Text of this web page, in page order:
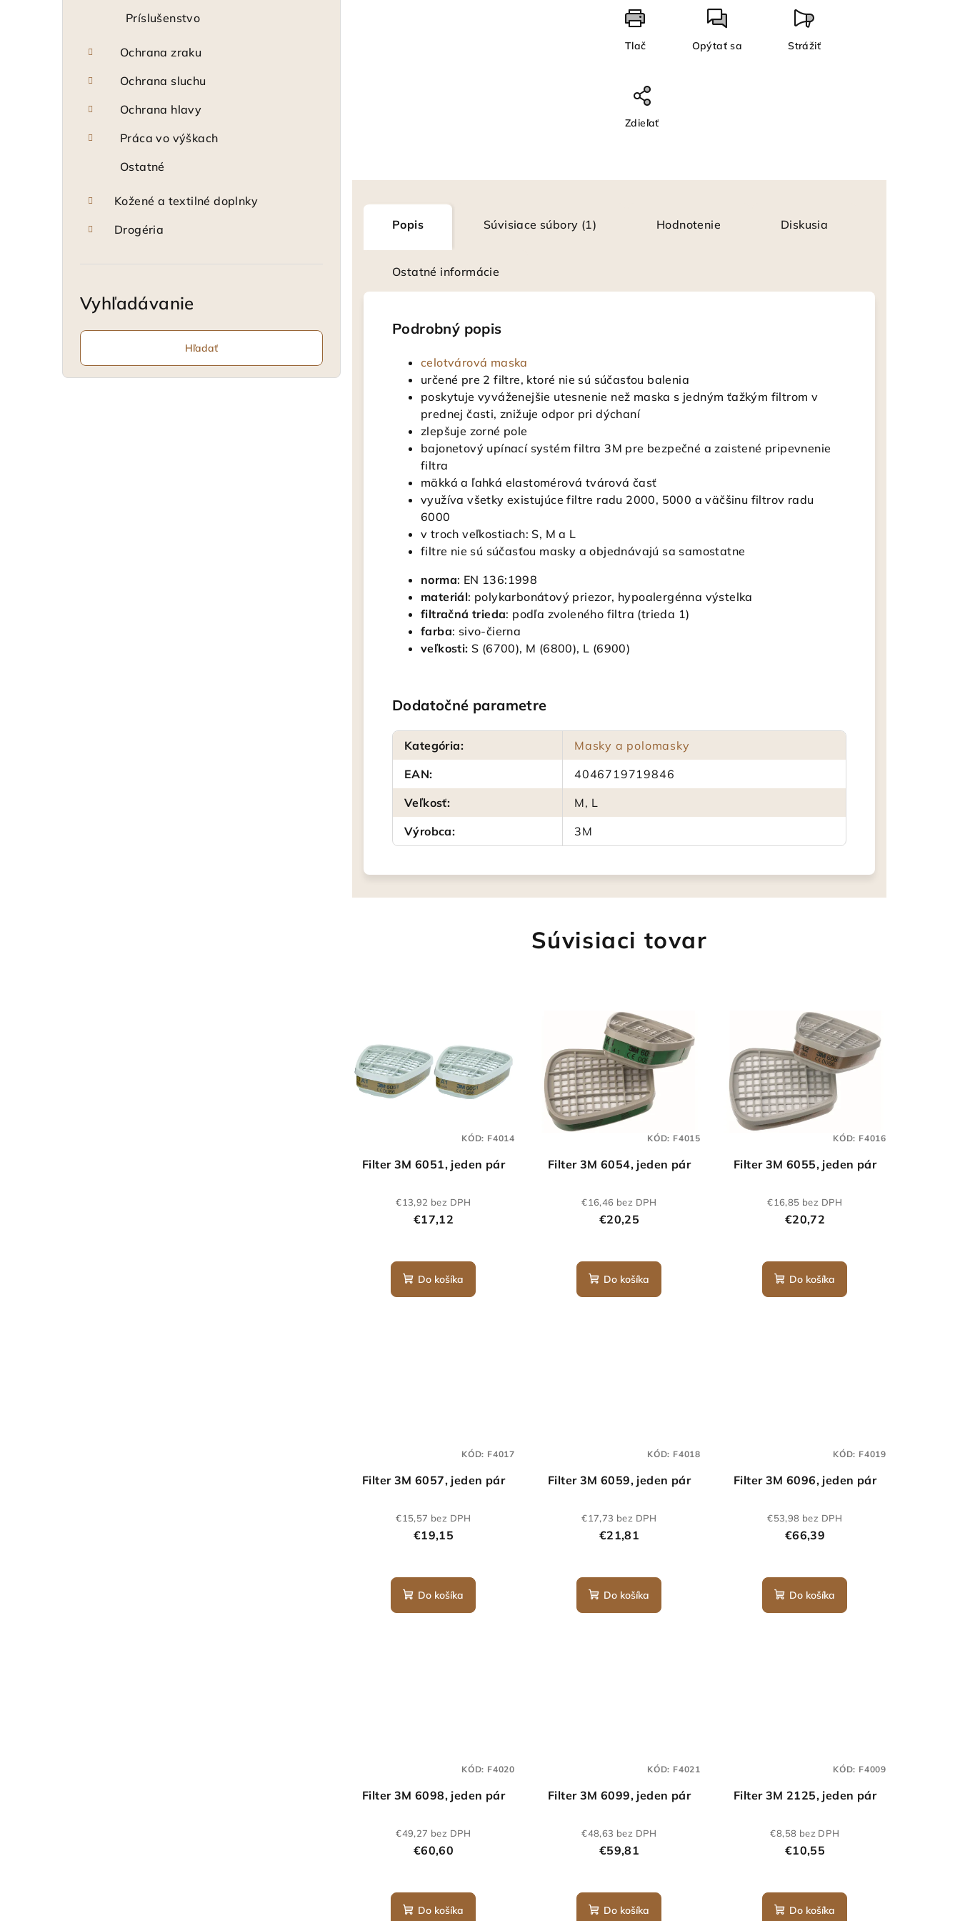
Príslušenstvo
Ochrana zraku
Ochrana sluchu
Ochrana hlavy
Práca vo výškach
Ostatné
Kožené a textilné doplnky
Drogéria
Vyhľadávanie
Hľadať
Tlač Opýtať sa Strážiť
Zdieľať
Popis Súvisiace súbory (1) Hodnotenie Diskusia
Ostatné informácie
Podrobný popis
celotvárová maska
určené pre 2 filtre, ktoré nie sú súčasťou balenia
poskytuje vyváženejšie utesnenie než maska s jedným ťažkým filtrom v
prednej časti, znižuje odpor pri dýchaní
zlepšuje zorné pole
bajonetový upínací systém filtra 3M pre bezpečné a zaistené pripevnenie
filtra
mäkká a ľahká elastomérová tvárová časť
využíva všetky existujúce filtre radu 2000, 5000 a väčšinu filtrov radu
6000
v troch veľkostiach: S, M a L
filtre nie sú súčasťou masky a objednávajú sa samostatne
norma: EN 136:1998
materiál: polykarbonátový priezor, hypoalergénna výstelka
filtračná trieda: podľa zvoleného filtra (trieda 1)
farba: sivo-čierna
veľkosti: S (6700), M (6800), L (6900)
Dodatočné parametre
Kategória:
Masky a polomasky
EAN:
4046719719846
Veľkosť:
M, L
Výrobca: 3M
Súvisiaci tovar
Filter 3M 6051, jeden pár
€13,92 bez DPH
€17,12
Do košíka
KÓD: F4014
Filter 3M 6054, jeden pár
€16,46 bez DPH
€20,25
Do košíka
KÓD: F4015
Filter 3M 6055, jeden pár
€16,85 bez DPH
€20,72
Do košíka
KÓD: F4016
Filter 3M 6057, jeden pár
€15,57 bez DPH
€19,15
Do košíka
KÓD: F4017
Filter 3M 6059, jeden pár
€17,73 bez DPH
€21,81
Do košíka
KÓD: F4018
Filter 3M 6096, jeden pár
€53,98 bez DPH
€66,39
Do košíka
KÓD: F4019
Filter 3M 6098, jeden pár
€49,27 bez DPH
€60,60
Do košíka
KÓD: F4020
Filter 3M 6099, jeden pár
€48,63 bez DPH
€59,81
Do košíka
KÓD: F4021
Filter 3M 2125, jeden pár
€8,58 bez DPH
€10,55
Do košíka
KÓD: F4009